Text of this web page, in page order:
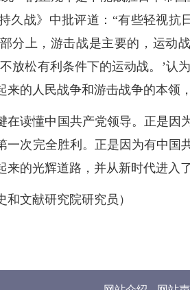
久战》中批评道：“有些轻视
分上，游击战是主要的，运动
放松有利条件下的运动战。’认
来的人民战争和游击战争的本领
在读懂中国共产党领导。正是
一次完全胜利。正是因为有中
来的光辉道路，并从新时代进入
和文献研究院研究员）